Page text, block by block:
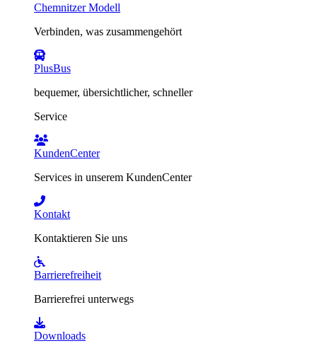
Chemnitzer Modell
Verbinden, was zusammengehört
PlusBus
bequemer, übersichtlicher, schneller
Service
KundenCenter
Services in unserem KundenCenter
Kontakt
Kontaktieren Sie uns
Barrierefreiheit
Barrierefrei unterwegs
Downloads